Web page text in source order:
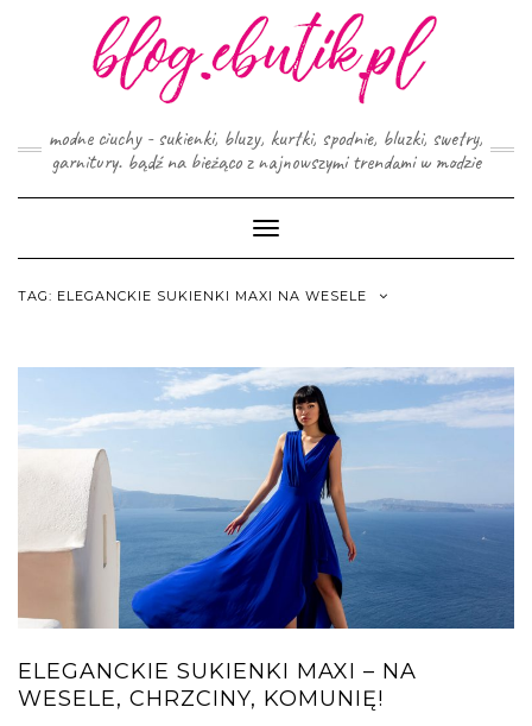
modne ciuchy - sukienki, bluzy, kurtki, spodnie, bluzki, swetry,
garnitury. bądź na bieżąco z najnowszymi trendami w modzie
Toggle
Navigation
TAG: ELEGANCKIE SUKIENKI MAXI NA WESELE
ELEGANCKIE SUKIENKI MAXI – NA
WESELE, CHRZCINY, KOMUNIĘ!